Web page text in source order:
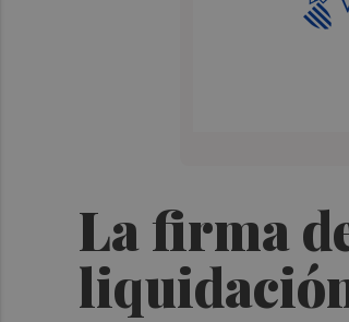
La firma